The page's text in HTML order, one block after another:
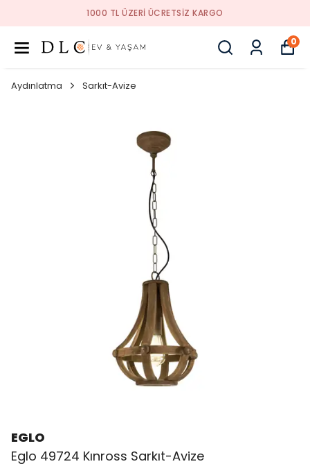
1000 TL ÜZERI ÜCRETSIZ KARGO
0
Aydınlatma Sarkıt-Avize
EGLO
Eglo 49724 Kınross Sarkıt-Avize